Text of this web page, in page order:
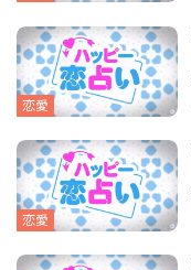
恋愛
恋愛